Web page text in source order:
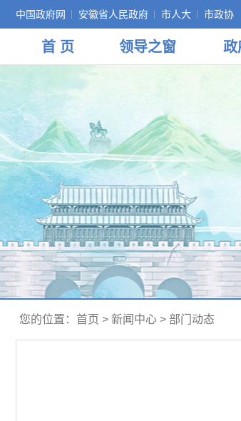
中国政府网 安徽省人民政府 市人大 市政协
首 页 领导之窗 政
您的位置： 首页 > 新闻中心 > 部门动态